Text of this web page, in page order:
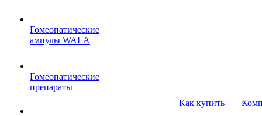
Гомеопатические
ампулы WALA
Гомеопатические
препараты
Как купить